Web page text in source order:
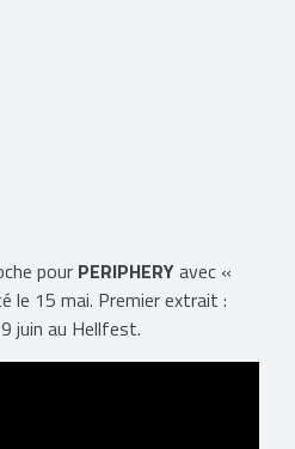
pour PERIPHERYavec «
le 15 mai. Premier extrait :
juin au Hellfest.